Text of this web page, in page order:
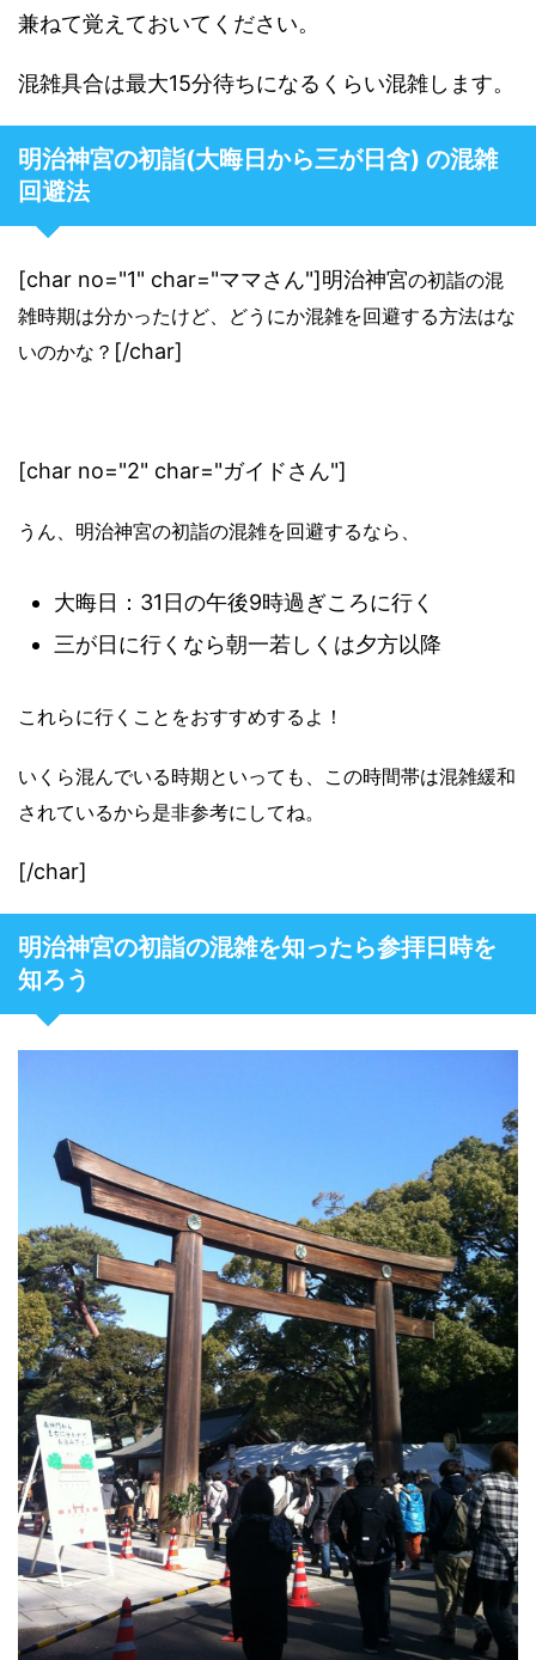
兼ねて覚えておいてください。
混雑具合は最大15分待ちになるくらい混雑します。
明治神宮の初詣(大晦日から三が日含) の混雑
回避法
[char no="1" char="ママさん"]明治神宮の初詣の混
雑時期は分かったけど、どうにか混雑を回避する方法はな
いのかな？ [/char]
[char no="2" char="ガイドさん"]
うん、明治神宮の初詣の混雑を回避するなら、
大晦日：31日の午後9時過ぎころに行く
三が日に行くなら朝一若しくは夕方以降
これらに行くことをおすすめするよ！
いくら混んでいる時期といっても、この時間帯は混雑緩和
されているから是非参考にしてね。
[/char]
明治神宮の初詣の混雑を知ったら参拝日時を
知ろう